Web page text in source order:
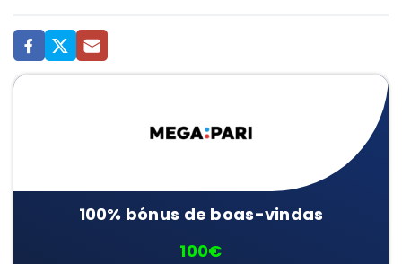
100% bónus de boas-vindas
100€